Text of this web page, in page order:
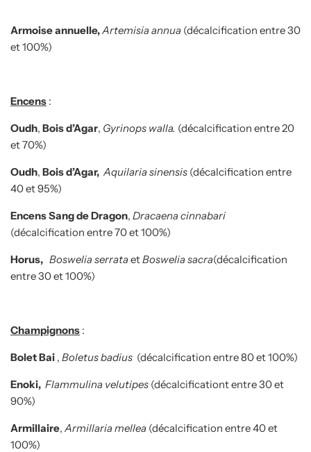
Armoise annuelle,Artemisia annua (décalcification entre 30
et 100%)
Encens :
Oudh, Bois d’Agar, Gyrinops walla. (décalcification entre 20
et 70%)
Oudh, Bois d’Agar, Aquilaria sinensis (décalcification entre
40 et 95%)
Encens Sang de Dragon, Dracaena cinnabari
(décalcification entre 70 et 100%)
Horus, Boswelia serrataetBoswelia sacra(décalcification
entre 30 et 100%)
Champignons :
Bolet Bai , Boletus badius (décalcification entre 80 et 100%)
Enoki, Flammulina velutipes (décalcificationt entre 30 et
90%)
Armillaire, Armillaria mellea (décalcification entre 40 et
100%)